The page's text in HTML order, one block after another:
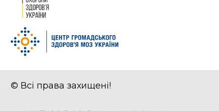
© Всі права захищені!